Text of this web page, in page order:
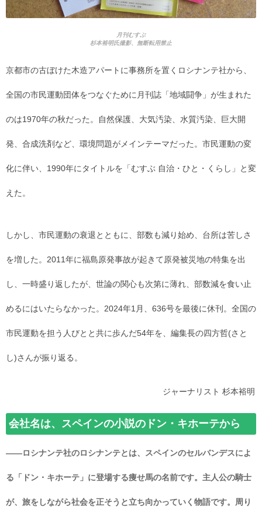
月刊むすぶ
杉本裕明氏撮影、無断転用禁止
京都市の古ぼけた木造アパートに事務所を置くロシナンテ社から、
全国の市民運動団体をつなぐために月刊誌「地域闘争」が生まれた
のは1970年の秋だった。自然保護、大気汚染、水質汚染、巨大開
発、合成洗剤など、環境問題がメインテーマだった。市民運動の変
化に伴い、1990年にタイトルを「むすぶ 自治・ひと・くらし」と変
えた。
しかし、市民運動の衰退とともに、部数も減り始め、台所は苦しさ
を増した。2011年に福島原発事故が起きて原発被災地の特集を出
し、一時盛り返したが、世論の関心も次第に薄れ、部数減を食い止
めるにはいたらなかった。2024年1月、636号を最後に休刊。全国の
市民運動を担う人びとと共に歩んだ54年を、編集長の四方哲(さと
し)さんが振り返る。
ジャーナリスト 杉本裕明
会社名は、スペインの小説のドン・キホーテから
――ロシナンテ社のロシナンテとは、スペインのセルバンデスによ
る「ドン・キホーテ」に登場する痩せ馬の名前です。主人公の騎士
が、旅をしながら社会を正そうと立ち向かっていく物語です。周り